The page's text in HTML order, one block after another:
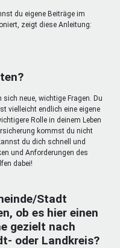
du eigene Beiträge im
zeigt diese Anleitung:
neue, wichtige Fragen. Du
vielleicht endlich eine eigene
Rolle in deinem Leben
kommst du nicht
du dich schnell und
und Anforderungen des
dabei!
Stadt
ob es hier einen
gezielt nach
oder Landkreis?